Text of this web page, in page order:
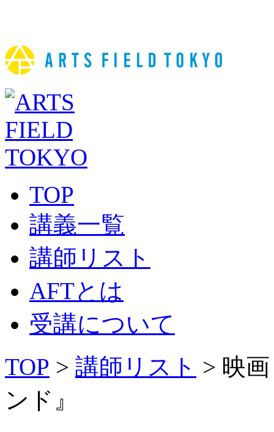
TOP
講義一覧
講師リスト
AFTとは
受講について
TOP > 講師リスト > 映
ンド』